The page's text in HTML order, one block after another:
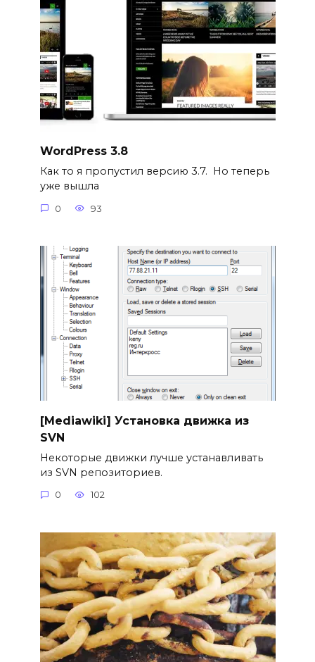
WordPress 3.8
Как то я пропустил версию 3.7. Но теперь
уже вышла
0 93
[Mediawiki] Установка движка из
SVN
Некоторые движки лучше устанавливать
из SVN репозиториев.
0 102